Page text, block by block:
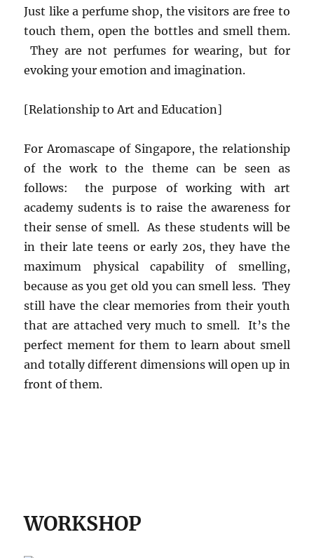
Just like a perfume shop, the visitors are free to
touch them, open the bottles and smell them.
They are not perfumes for wearing, but for
evoking your emotion and imagination.
[Relationship to Art and Education]
For Aromascape of Singapore, the relationship
of the work to the theme can be seen as
follows: the purpose of working with art
academy sudents is to raise the awareness for
their sense of smell. As these students will be
in their late teens or early 20s, they have the
maximum physical capability of smelling,
because as you get old you can smell less. They
still have the clear memories from their youth
that are attached very much to smell. It’s the
perfect mement for them to learn about smell
and totally different dimensions will open up in
front of them.
WORKSHOP